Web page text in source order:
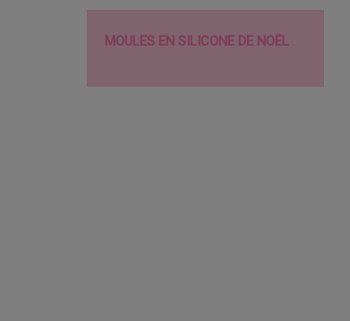
MOULES EN SILICONE DE NOËL